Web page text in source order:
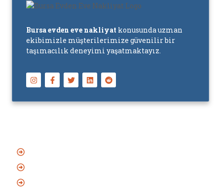
Bursa evden eve nakliyat konusunda uzman
ekibimizle müşterilerimize güvenilir bir
taşımacılık deneyimi yaşatmaktayız.